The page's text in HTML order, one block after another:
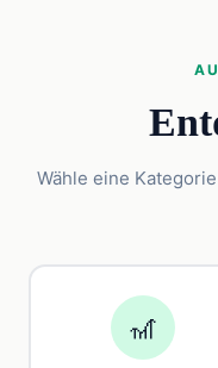
Wähle eine
🎢